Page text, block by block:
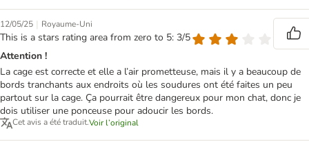
12/05/25 | Royaume-Uni
This is a stars rating area from zero to 5: 3/5
Attention !
La cage est correcte et elle a l’air prometteuse, mais il y a beaucoup de
bords tranchants aux endroits où les soudures ont été faites un peu
partout sur la cage. Ça pourrait être dangereux pour mon chat, donc je
dois utiliser une ponceuse pour adoucir les bords.
Cet avis a été traduit.Voir l’original